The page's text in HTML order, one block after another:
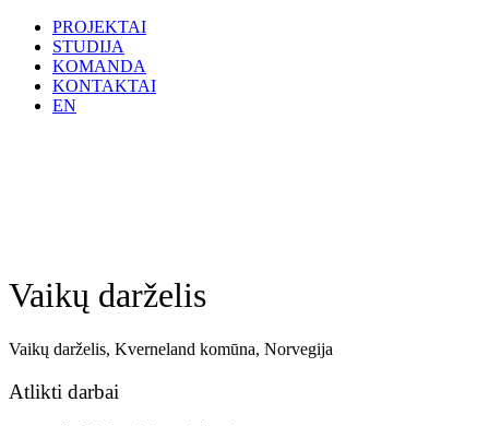
PROJEKTAI
STUDIJA
KOMANDA
KONTAKTAI
EN
Vaikų darželis
Vaikų darželis, Kverneland komūna, Norvegija
Atlikti darbai